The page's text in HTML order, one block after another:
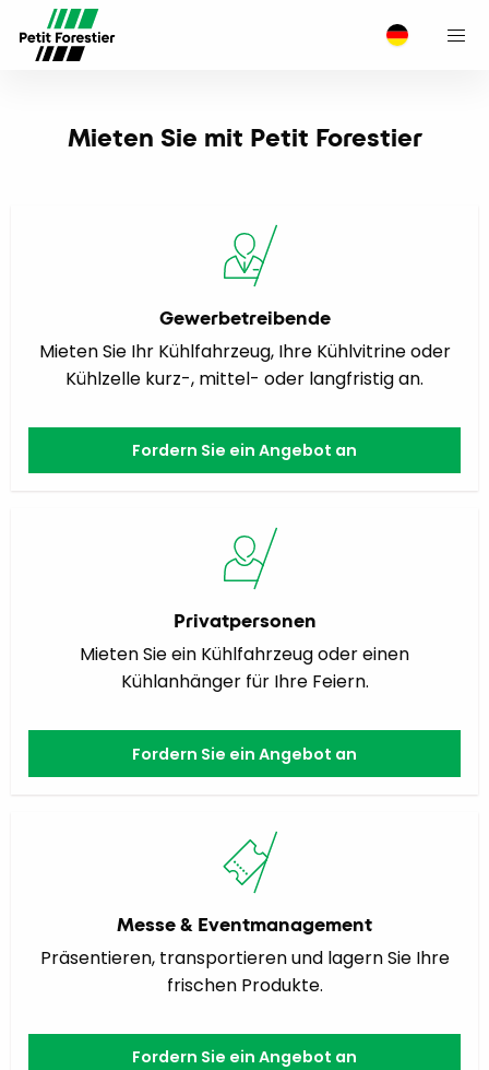
Mieten Sie mit Petit Forestier
Gewerbetreibende
Mieten Sie Ihr Kühlfahrzeug, Ihre Kühlvitrine oder
Kühlzelle kurz-, mittel- oder langfristig an.
Fordern Sie ein Angebot an
Privatpersonen
Mieten Sie ein Kühlfahrzeug oder einen
Kühlanhänger für Ihre Feiern.
Fordern Sie ein Angebot an
Messe & Eventmanagement
Präsentieren, transportieren und lagern Sie Ihre
frischen Produkte.
Fordern Sie ein Angebot an